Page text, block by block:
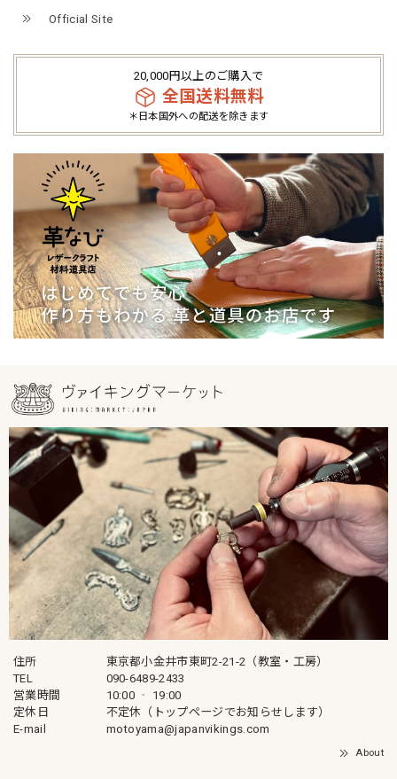
Official Site
20,000円以上のご購入で
全国送料無料
＊日本国外への配送を除きます
住所
東京都小金井市東町2-21-2（教室・工房）
TEL
090-6489-2433
営業時間
10:00 ‐ 19:00
定休日
不定休（トップページでお知らせします）
E-mail
motoyama@japanvikings.com
About